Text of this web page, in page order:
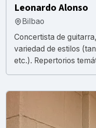
Leonardo Alonso
Bilbao
Concertista de
variedad de estilos
etc.). Repertorios